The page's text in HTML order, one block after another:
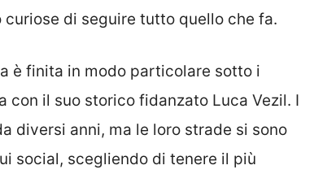
di seguire tutto quello che fa.
è finita in modo particolare sotto i
il suo storico fidanzato Luca Vezil. I
diversi anni, ma le loro strade si sono
social, scegliendo di tenere il più